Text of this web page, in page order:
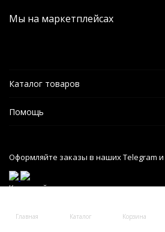
Главная Каталог Корзина
Мы на маркетплейсах
Каталог товаров
Помощь
Оформляйте заказы в наших Telegram и
Карта сайта